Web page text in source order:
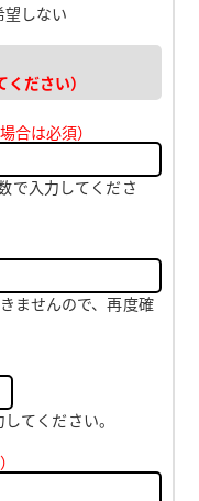
しない
ださい）
合は必須）
入力してくださ
ませんので、再度確
てください。